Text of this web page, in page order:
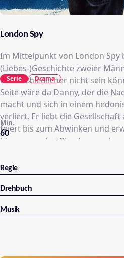
London Spy
Im Mittelpunkt von London Spy
(Liebes-)Geschichte zweier Männer, die
unterschiedlicher nicht sein
Seite wäre da Danny, der die
macht und sich in einem hedonistischen Lebensstil
verliert. Er liebt die Gesellschaft anderer
feiert bis zum Abwinken und
hinaus regelmäßig als unverbesserlicher Romantiker,
trifft Dannys impulsive Persönlichkeit auf
zurückgezogenen, aber
mit Dannys Hang zum Exzess nichts anfangen kann,
ineinander. Was Danny jedoch nicht
60
Min.
Serie Drama
Regie
Drehbuch
Musik